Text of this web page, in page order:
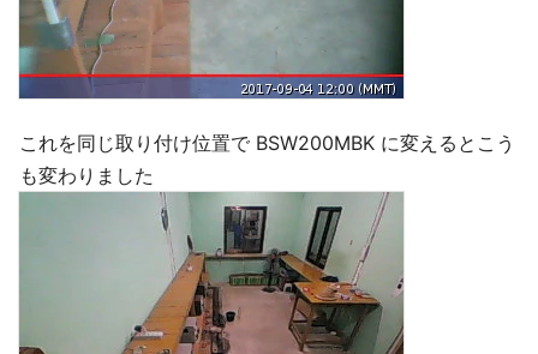
これを同じ取り付け位置で BSW200MBK に変えるとこう
も変わりました